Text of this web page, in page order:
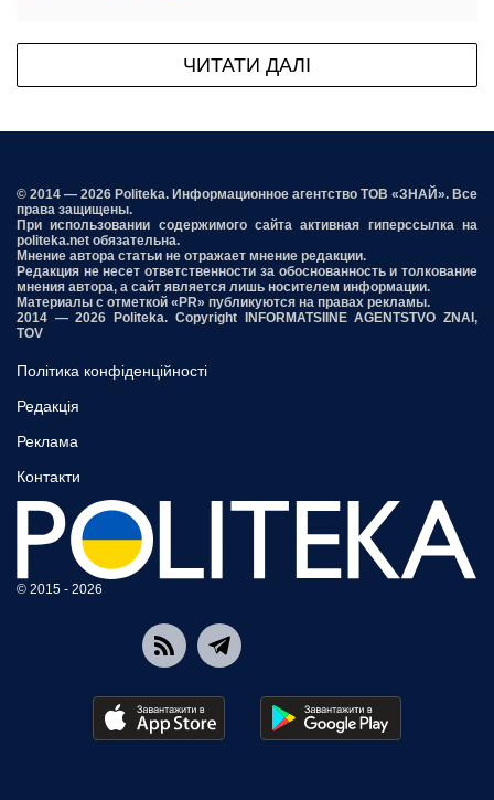
ЧИТАТИ ДАЛІ
© 2014 — 2026 Politeka. Информационное агентство ТОВ «ЗНАЙ». Все
права защищены.
При использовании содержимого сайта активная гиперссылка на
politeka.net обязательна.
Мнение автора статьи не отражает мнение редакции.
Редакция не несет ответственности за обоснованность и толкование
мнения автора, а сайт является лишь носителем информации.
Материалы с отметкой «PR» публикуются на правах рекламы.
2014 — 2026 Politeka. Copyright INFORMATSIINE AGENTSTVO ZNAI,
TOV
Політика конфіденційності
Редакція
Реклама
Контакти
© 2015 - 2026